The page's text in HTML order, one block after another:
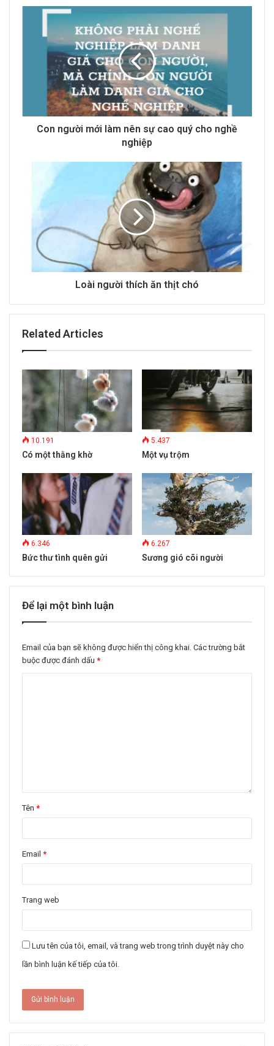
d
Con người mới làm nên sự cao quý cho nghề
nghiệp
Loài người thích ăn thịt chó
Related Articles
10.191
Có một thằng khờ
5.437
Một vụ trộm
6.346
Bức thư tình quên gửi
6.267
Sương gió cõi người
Để lại một bình luận
Email của bạn sẽ không được hiển thị công khai. Các trường bắt
buộc được đánh dấu *
Tên *
Email *
Trang web
Lưu tên của tôi, email, và trang web trong trình duyệt này cho
lần bình luận kế tiếp của tôi.